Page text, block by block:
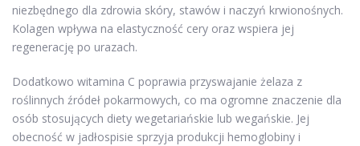
niezbędnego dla zdrowia skóry, stawów i naczyń krwionośnych.
Kolagen wpływa na elastyczność cery oraz wspiera jej
regenerację po urazach.
Dodatkowo witamina C poprawia przyswajanie żelaza z
roślinnych źródeł pokarmowych, co ma ogromne znaczenie dla
osób stosujących diety wegetariańskie lub wegańskie. Jej
obecność w jadłospisie sprzyja produkcji hemoglobiny i